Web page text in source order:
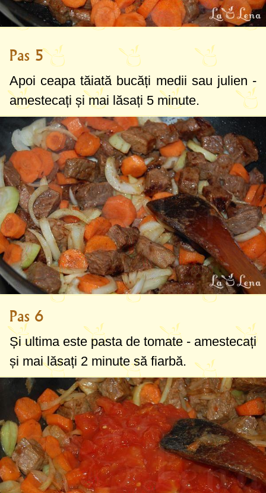
Pas 5
Apoi ceapa tăiată bucăți medii sau julien -
amestecați și mai lăsați 5 minute.
Pas 6
Și ultima este pasta de tomate - amestecați
și mai lăsați 2 minute să fiarbă.